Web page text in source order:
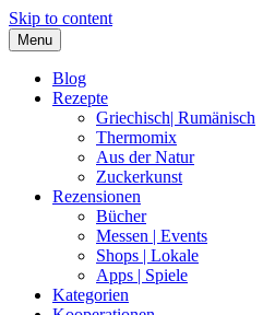
Skip to content
Menu
Blog
Rezepte
Griechisch| Rumänisch
Thermomix
Aus der Natur
Zuckerkunst
Rezensionen
Bücher
Messen | Events
Shops | Lokale
Apps | Spiele
Kategorien